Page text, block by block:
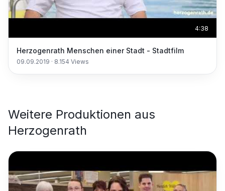
4:38
Herzogenrath Menschen einer Stadt - Stadtfilm
09.09.2019 · 8.154 Views
Weitere Produktionen aus
Herzogenrath